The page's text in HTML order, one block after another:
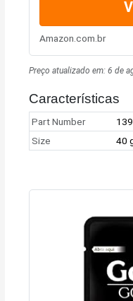
Amazon.com.br
Preço atualizado em:6 de
Características
Part Number
Size
40